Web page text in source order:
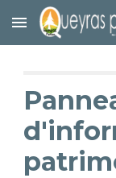
Skip to main